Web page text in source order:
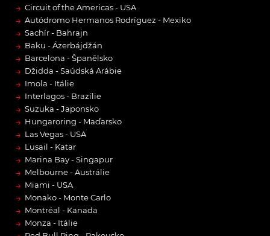
→ Circuit of the Americas - USA
→ Autódromo Hermanos Rodríguez - Mexiko
→ Sachír - Bahrajn
→ Baku - Ázerbájdžán
→ Barcelona - Španělsko
→ Džidda - Saúdská Arábie
→ Imola - Itálie
→ Interlagos - Brazílie
→ Suzuka - Japonsko
→ Hungaroring - Maďarsko
→ Las Vegas - USA
→ Lusail - Katar
→ Marina Bay - Singapur
→ Melbourne - Austrálie
→ Miami - USA
→ Monako - Monte Carlo
→ Montréal - Kanada
→ Monza - Itálie